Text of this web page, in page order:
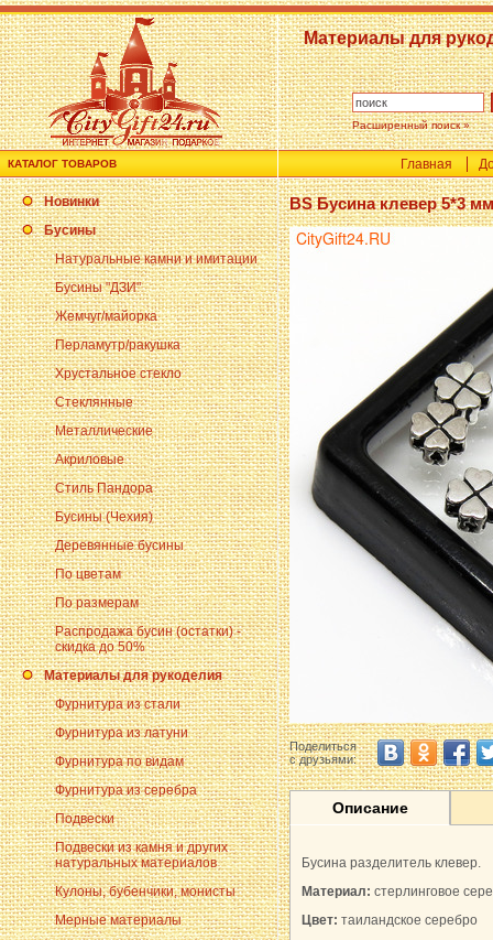
Материалы для
Расширенный поиск »
КАТАЛОГ ТОВАРОВ Главная
Новинки
Бусины
Натуральные камни и имитации
Бусины "ДЗИ"
Жемчуг/майорка
Перламутр/ракушка
Хрустальное стекло
Стеклянные
Металлические
Акриловые
Стиль Пандора
Бусины (Чехия)
Деревянные бусины
По цветам
По размерам
Распродажа бусин (остатки) -
скидка до 50%
Материалы для рукоделия
Фурнитура из стали
Фурнитура из латуни
Фурнитура по видам
Фурнитура из серебра
Подвески
Подвески из камня и других
натуральных материалов
Кулоны, бубенчики, монисты
Мерные материалы
BS Бусина клевер 5*3
Поделиться
с друзьями:
Описание
Бусина разделитель клевер.
Материал: стерлинговое
Цвет: таиландское серебро